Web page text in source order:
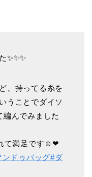
✨✨✨
、持ってる糸を
うことでダイソ
んでみました
て満足です☺❤
ンドゥバッグ#ダ